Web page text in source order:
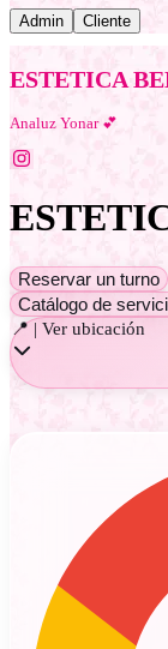
Admin Cliente
ESTETICA
Analuz Yonar 💕
Reservar un turno
Catálogo de
📍 | Ver ubicación